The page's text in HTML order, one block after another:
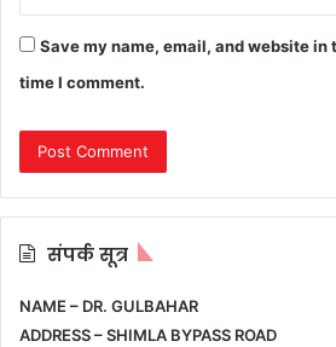
Save my name, email, and website in
time I comment.
संपर्क सूत्र
NAME – DR. GULBAHAR
ADDRESS – SHIMLA BYPASS ROAD